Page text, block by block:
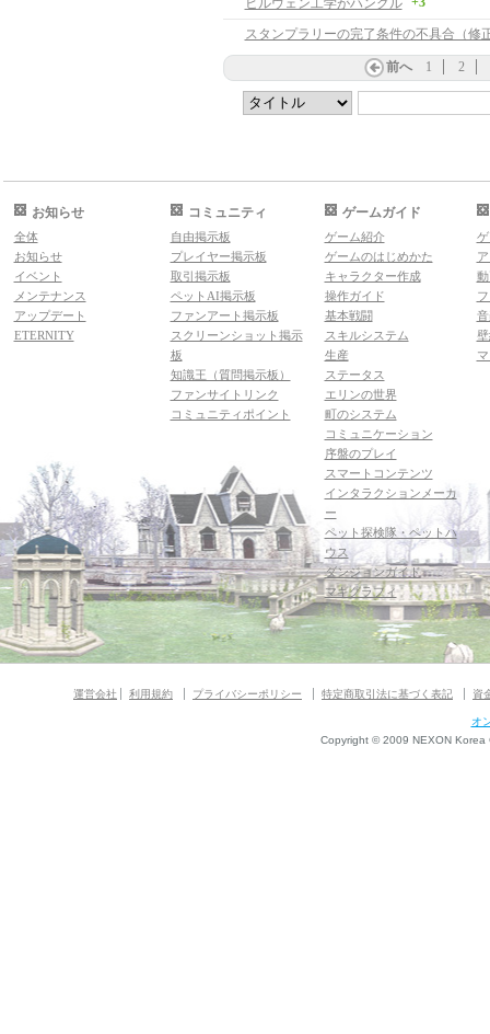
ヒルウェン工学がハングル
前へ 1 2
お知らせ
全体
お知らせ
イベント
メンテナンス
アップデート
ETERNITY
コミュニティ
自由掲示板
プレイヤー掲示板
取引掲示板
ペットAI掲示板
ファンアート掲示板
スクリーンショット掲示
板
知識王（質問掲示板）
ファンサイトリンク
コミュニティポイント
ゲームガイド
ゲーム紹介
ゲームのはじめかた
キャラクター作成
操作ガイド
基本戦闘
スキルシステム
生産
ステータス
エリンの世界
町のシステム
コミュニケーション
序盤のプレイ
スマートコンテンツ
インタラクションメーカ
ー
ペット探検隊・ペットハ
ウス
ダンジョンガイド
マギグラフィ
運営会社 利用規約 プライバシーポリシー 特定商取引法に基づく表記 資
オ
Copyright © 2009 NEXON Korea